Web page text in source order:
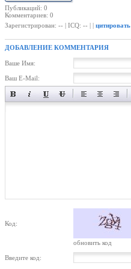
Публикаций: 0
Комментариев: 0
Зарегистрирован: -- | ICQ: -- | | цитировать
ДОБАВЛЕНИЕ КОММЕНТАРИЯ
Ваше Имя:
Ваш E-Mail:
Код:
обновить код
Введите код: